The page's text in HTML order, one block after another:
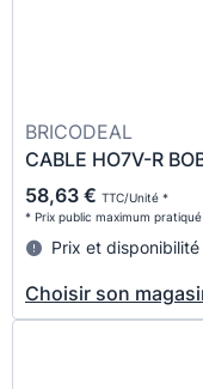
BRICODEAL
CABLE HO7V-R
58,63 € TTC/Unité *
* Prix public maximum pratiqué
Prix et
Choisir son